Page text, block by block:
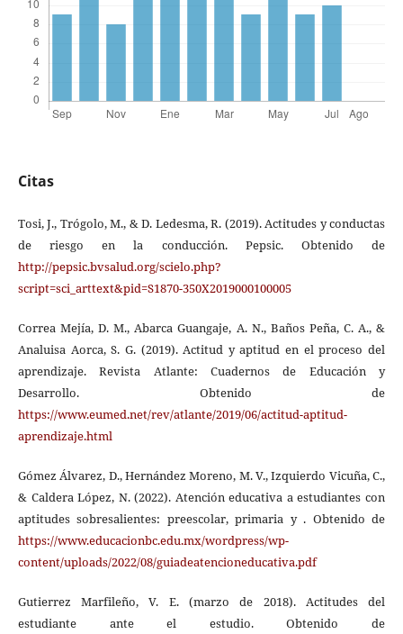
Citas
Tosi, J., Trógolo, M., & D. Ledesma, R. (2019). Actitudes y conductas
de riesgo en la conducción. Pepsic. Obtenido de
http://pepsic.bvsalud.org/scielo.php?
script=sci_arttext&pid=S1870-350X2019000100005
Correa Mejía, D. M., Abarca Guangaje, A. N., Baños Peña, C. A., &
Analuisa Aorca, S. G. (2019). Actitud y aptitud en el proceso del
aprendizaje. Revista Atlante: Cuadernos de Educación y
Desarrollo. Obtenido de
https://www.eumed.net/rev/atlante/2019/06/actitud-aptitud-
aprendizaje.html
Gómez Álvarez, D., Hernández Moreno, M. V., Izquierdo Vicuña, C.,
& Caldera López, N. (2022). Atención educativa a estudiantes con
aptitudes sobresalientes: preescolar, primaria y . Obtenido de
https://www.educacionbc.edu.mx/wordpress/wp-
content/uploads/2022/08/guiadeatencioneducativa.pdf
Gutierrez Marfileño, V. E. (marzo de 2018). Actitudes del
estudiante ante el estudio. Obtenido de